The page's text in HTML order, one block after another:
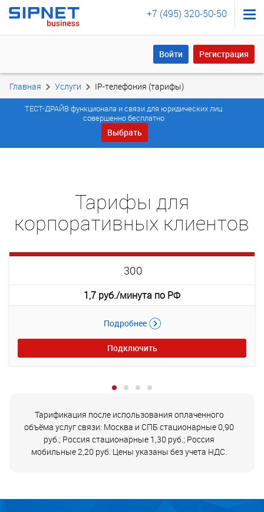
+7 (495) 320-50-50
Войти Регистрация
Войти Регистрация
Главная Услуги IP-телефония (тарифы)
ТЕСТ-ДРАЙВ функционала и связи для юридических лиц
совершенно бесплатно
Выбрать
Тарифы для
корпоративных клиентов
300
1,7 руб./минута по РФ
Подробнее
Подключить
Тарификация после использования оплаченного
объёма услуг связи: Москва и СПБ стационарные 0,90
руб.; Россия стационарные 1,30 руб.; Россия
мобильные 2,20 руб. Цены указаны без учета НДС.